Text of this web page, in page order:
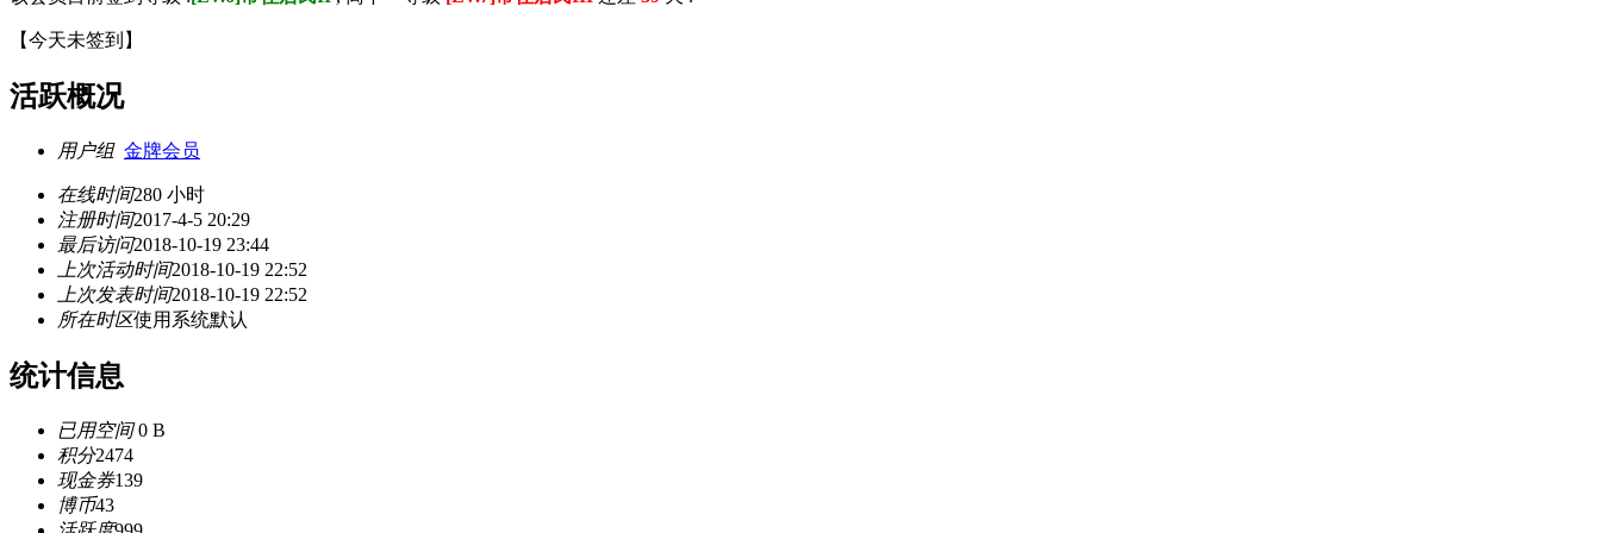
【今天未签到 】
活跃概况
用户组 金牌会员
在线时间280 小时
注册时间2017-4-5 20:29
最后访问2018-10-19 23:44
上次活动时间2018-10-19 22:52
上次发表时间2018-10-19 22:52
所在时区使用系统默认
统计信息
已用空间0 B
积分2474
现金券139
博币43